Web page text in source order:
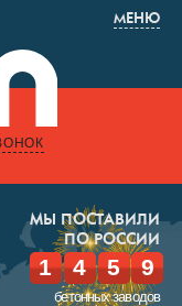
МЕНЮ
МЫ ПОСТАВИЛИ
ПО РОССИИ
1 4 5 9
бетонных заводов